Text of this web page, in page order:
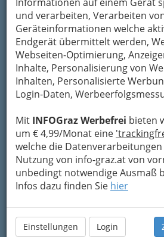
und verarbeiten, Verarbeiten
Geräteinformationen welche
Endgerät übermittelt werden,
Webseiten-Optimierung,
Inhalte, Personalisierung von
Inhalten, Personalisierte
Login-Daten,
Mit INFOGraz Werbefrei bieten
um € 4,99/Monat eine
welche die
Nutzung von info-graz.at von
unbedingt notwendige Ausmaß
Infos dazu finden Sie hier
Einstellungen Login
Meine Email Adresse
Mein Betreff
Meine Nachricht